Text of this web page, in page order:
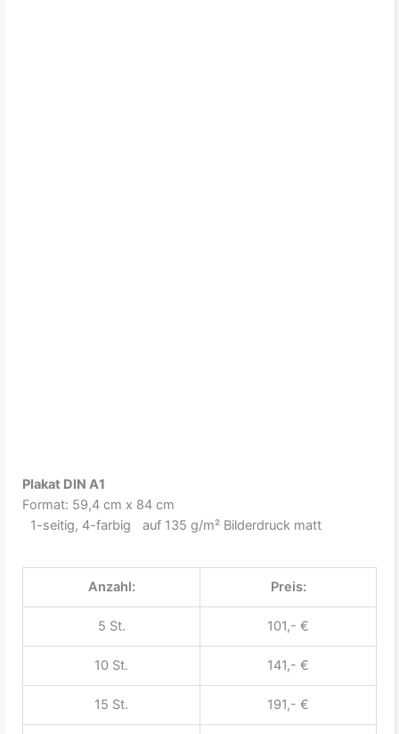
Plakat DIN A1
Format: 59,4 cm x 84 cm
1-seitig, 4-farbig auf 135 g/m² Bilderdruck matt
Anzahl: Preis:
5 St. 101,- €
10 St. 141,- €
15 St. 191,- €